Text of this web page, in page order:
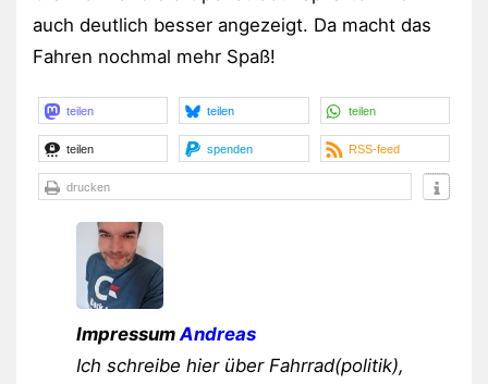
auch deutlich besser angezeigt. Da macht das
Fahren nochmal mehr Spaß!
teilen teilen teilen
teilen spenden RSS-feed
drucken
Impressum Andreas
Ich schreibe hier über Fahrrad(politik),